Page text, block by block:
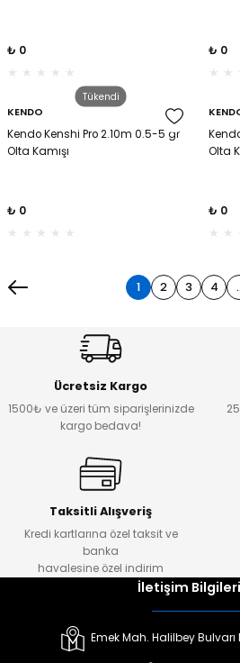
₺ 0 ₺ 0
Tükendi
KENDO
Kendo Kenshi Pro 2.10m 0.5-5 gr
Olta Kamışı
₺ 0
Olta
₺ 0
1 2 3 4 ..
Ücretsiz Kargo
1500₺ ve üzeri tüm siparişlerinizde
kargo bedava!
Taksitli Alışveriş
Kredi kartlarına özel taksit ve
banka
havalesine özel indirim
İletişim
Emek Mah. Halilbey